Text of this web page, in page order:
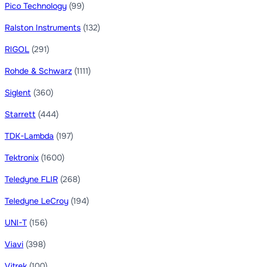
Pico Technology (99)
Ralston Instruments (132)
RIGOL (291)
Rohde & Schwarz (1111)
Siglent (360)
Starrett (444)
TDK-Lambda (197)
Tektronix (1600)
Teledyne FLIR (268)
Teledyne LeCroy (194)
UNI-T (156)
Viavi (398)